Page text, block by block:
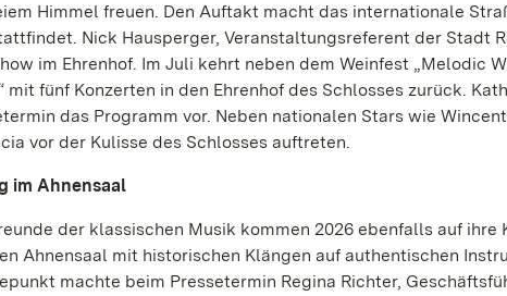
Himmel freuen. Den Auftakt macht das internationale
Nick Hausperger, Veranstaltungsreferent der Stadt
im Ehrenhof. Im Juli kehrt neben dem Weinfest „Melodic
mit fünf Konzerten in den Ehrenhof des Schlosses zurück.
das Programm vor. Neben nationalen Stars wie
vor der Kulisse des Schlosses auftreten.
im Ahnensaal
der klassischen Musik kommen 2026 ebenfalls auf
Ahnensaal mit historischen Klängen auf authentischen
machte beim Pressetermin Regina Richter,